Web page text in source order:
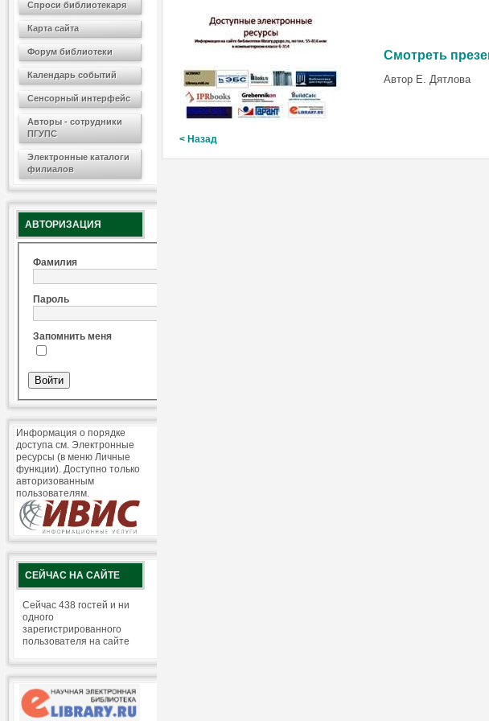
Спроси библиотекаря
Карта сайта
Форум библиотеки
Календарь событий
Сенсорный интерфейс
Авторы - сотрудники
ПГУПС
Электронные каталоги
филиалов
АВТОРИЗАЦИЯ
Фамилия
Пароль
Запомнить меня
Информация о порядке
доступа см. Электронные
ресурсы (в меню Личные
функции). Доступно только
авторизованным
пользователям.
СЕЙЧАС НА САЙТЕ
Сейчас 438 гостей и ни
одного
зарегистрированного
пользователя на сайте
Смотреть
Автор Е. Дятлова
< Назад